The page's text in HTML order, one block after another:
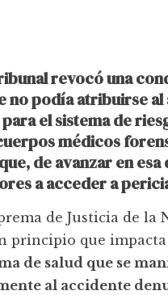
revocó una
no podía atribuirse al
el sistema de
médicos
de avanzar en
a acceder a
de Justicia de
principio que
de salud que se
al accidente